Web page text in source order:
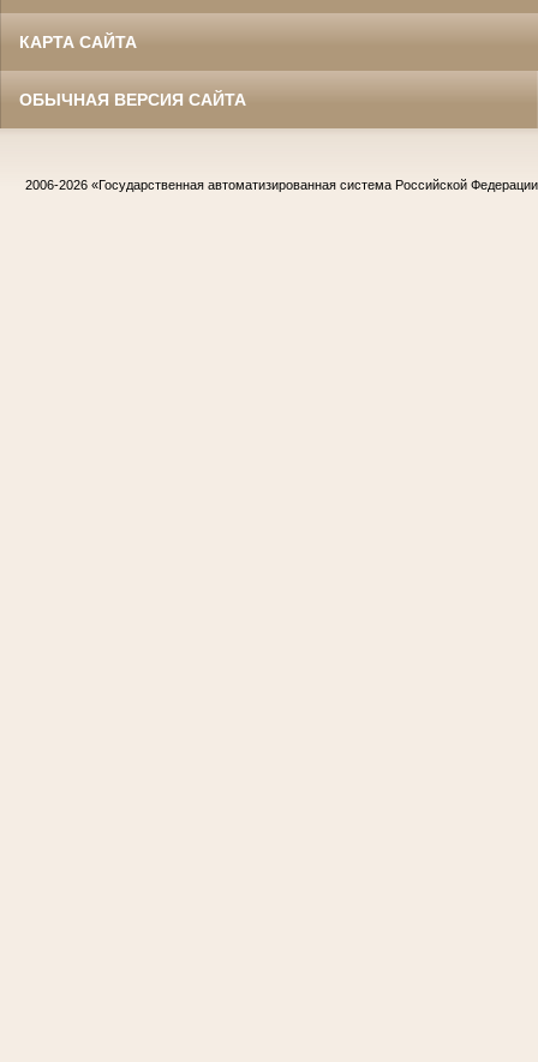
КАРТА САЙТА
ОБЫЧНАЯ ВЕРСИЯ САЙТА
2006-2026 «Государственная автоматизированная система Российской